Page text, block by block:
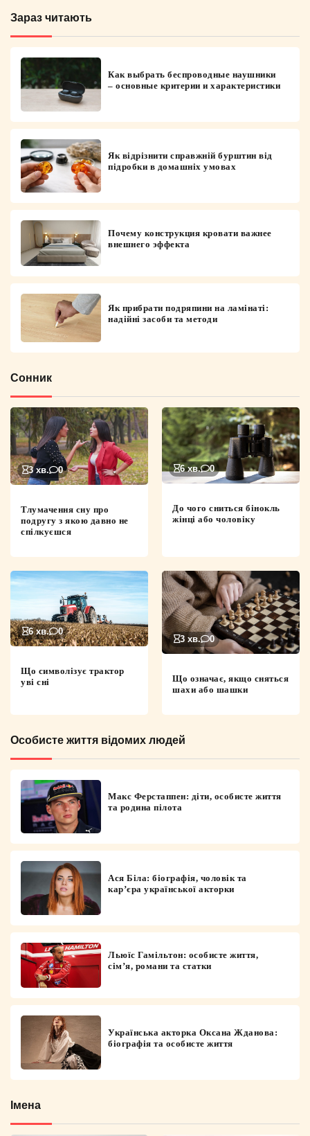
Зараз читають
Как выбрать беспроводные наушники
– основные критерии и характеристики
Як відрізнити справжній бурштин від
підробки в домашніх умовах
Почему конструкция кровати важнее
внешнего эффекта
Як прибрати подряпини на ламінаті:
надійні засоби та методи
Сонник
3 хв. 0
Тлумачення сну про
подругу з якою давно не
спілкуєшся
6 хв. 0
До чого сниться бінокль
жінці або чоловіку
6 хв. 0
Що символізує трактор
уві сні
3 хв. 0
Що означає, якщо сняться
шахи або шашки
Особисте життя відомих людей
Макс Ферстаппен: діти, особисте життя
та родина пілота
Ася Біла: біографія, чоловік та
кар’єра української акторки
Льюїс Гамільтон: особисте життя,
сім’я, романи та статки
Українська акторка Оксана Жданова:
біографія та особисте життя
Імена